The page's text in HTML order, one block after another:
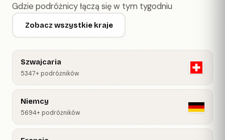
Gdzie podróżnicy łączą się w tym tygodniu
Zobacz wszystkie kraje
Szwajcaria
5347+ podróżników
Niemcy
5694+ podróżników